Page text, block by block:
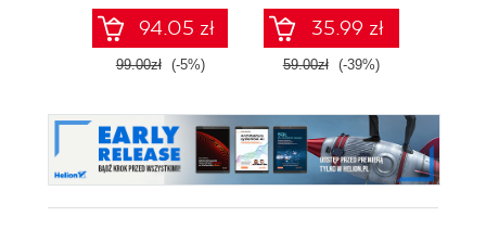
94.05 zł
99.00zł (-5%)
35.99 zł
59.00zł (-39%)